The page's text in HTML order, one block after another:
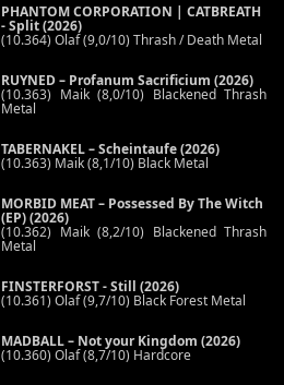
PHANTOM CORPORATION | CATBREATH
- Split (2026)
(10.364) Olaf (9,0/10) Thrash / Death Metal
RUYNED – Profanum Sacrificium (2026)
(10.363) Maik (8,0/10) Blackened Thrash
Metal
TABERNAKEL – Scheintaufe (2026)
(10.363) Maik (8,1/10) Black Metal
MORBID MEAT – Possessed By The Witch
(EP) (2026)
(10.362) Maik (8,2/10) Blackened Thrash
Metal
FINSTERFORST - Still (2026)
(10.361) Olaf (9,7/10) Black Forest Metal
MADBALL – Not your Kingdom (2026)
(10.360) Olaf (8,7/10) Hardcore